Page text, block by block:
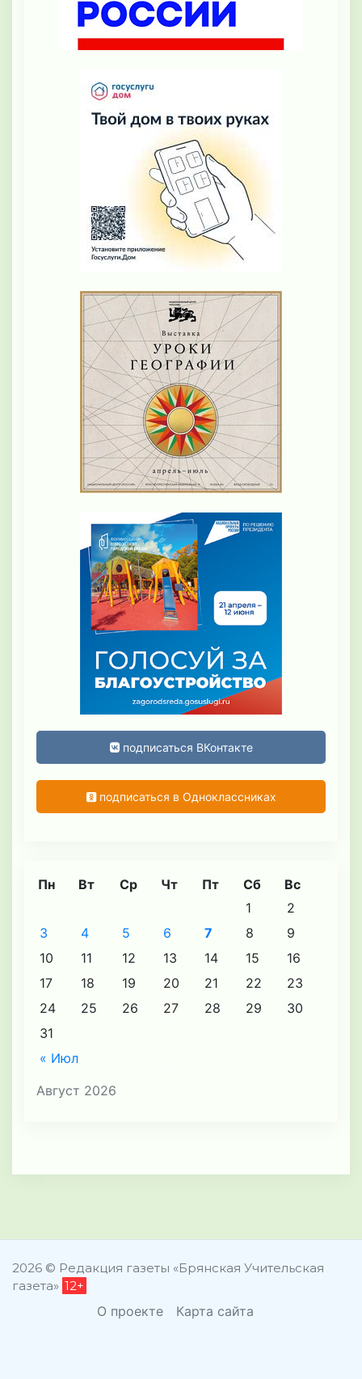
подписаться ВКонтакте
подписаться в Одноклассниках
Август 2026
Пн Вт Ср Чт Пт Сб Вс
« Июл
1
2
3
4 5 6 7 8
9
10
11 12 13 14 15
16
17
18 19 20 21 22
23
24
25 26 27 28 29
30
31
2026 © Редакция газеты «Брянская Учительская
газета» 12+
О проекте Карта сайта